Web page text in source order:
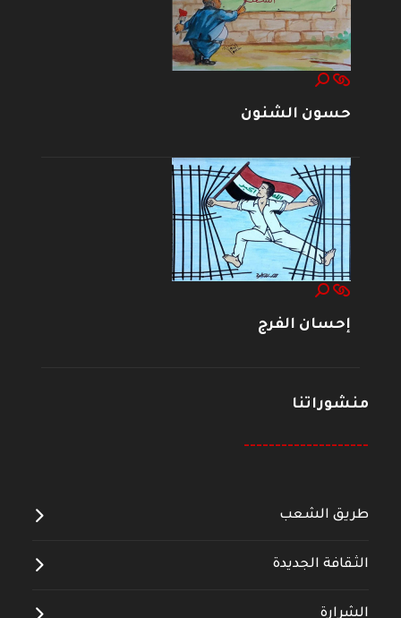
حسون الشنون
إحسان الفرج
منشوراتنا
--------------------
طريق الشعب
الثقافة الجديدة
الشرارة